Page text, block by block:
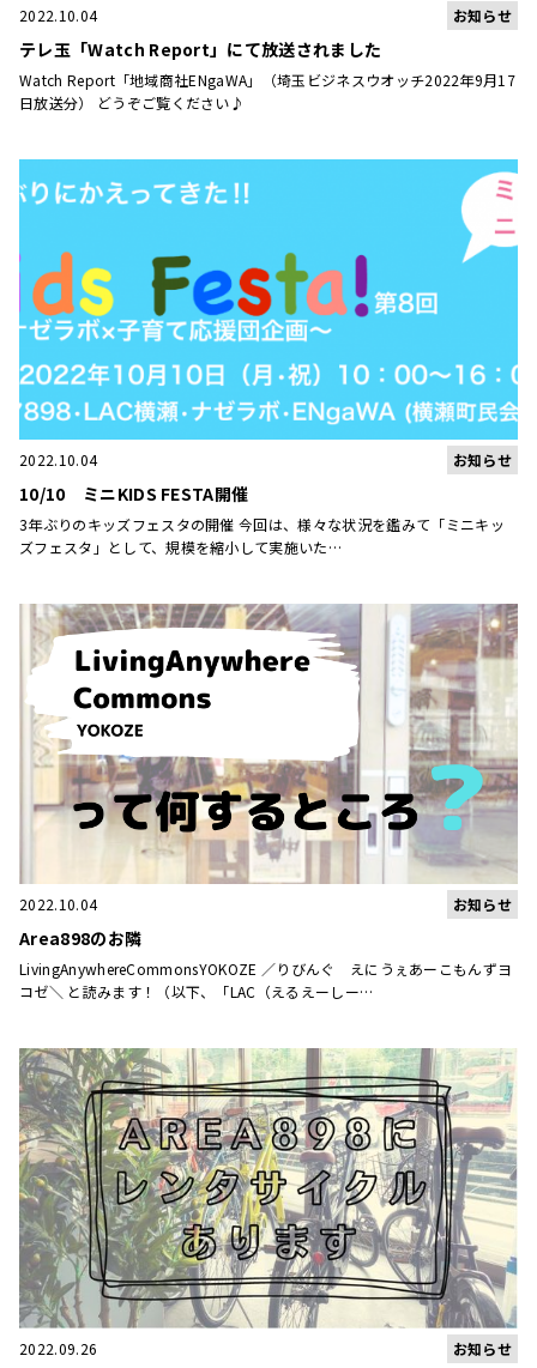
2022.10.04 お知らせ
テレ玉「Watch Report」にて放送されました
Watch Report「地域商社ENgaWA」（埼玉ビジネスウオッチ2022年9月17
日放送分） どうぞご覧ください♪
2022.10.04 お知らせ
10/10 ミニKIDS FESTA開催
3年ぶりのキッズフェスタの開催 今回は、様々な状況を鑑みて「ミニキッ
ズフェスタ」として、規模を縮小して実施いた…
2022.10.04 お知らせ
Area898のお隣
LivingAnywhereCommonsYOKOZE ／りびんぐ えにうぇあーこもんずヨ
コゼ＼ と読みます！（以下、「LAC（えるえーしー…
2022.09.26 お知らせ